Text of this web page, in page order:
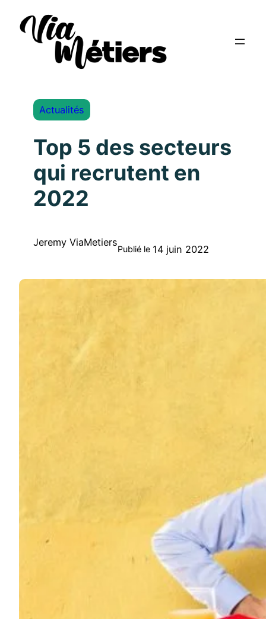
Actualités
Top 5 des secteurs
qui recrutent en
2022
Jeremy ViaMetiers
Publié le 14 juin 2022